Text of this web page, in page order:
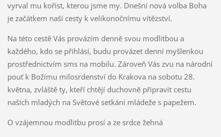
vyrval mu kořist, kterou jsme my. Dnešní nová volba Boha
je začátkem naší cesty k velikonočnímu vítězství.
Na této cestě Vás provázím denně svou modlitbou a
každého, kdo se přihlásí, budu provázet denní myšlenkou
prostřednictvím sms na mobilu. Zároveň Vás zvu na národní
pouť k Božímu milosrdenství do Krakova na sobotu 28.
května, zvláště ty, kteří chtějí duchovně připravit cestu
našich mladých na Světové setkání mládeže s papežem.
O vzájemnou modlitbu prosí a ze srdce žehná